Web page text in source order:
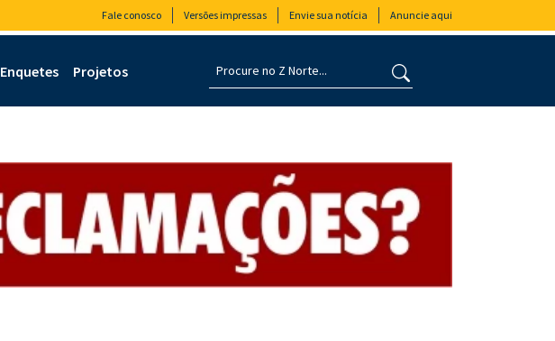
Fale conosco Versões impressas Envie sua notícia Anuncie aqui
Enquetes Projetos